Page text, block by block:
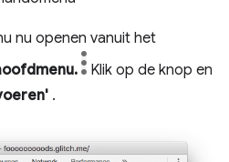
nu openen vanuit het
Klik op de knop en
.